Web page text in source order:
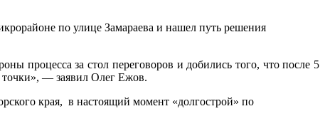
по улице Замараева и нашел путь решения
процесса за стол переговоров и добились того, что после 5
точки», — заявил Олег Ежов.
края, в настоящий момент «долгострой» по